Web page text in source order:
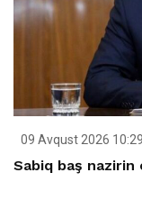
09 Avqust 2026 10:29
Sabiq baş nazirin